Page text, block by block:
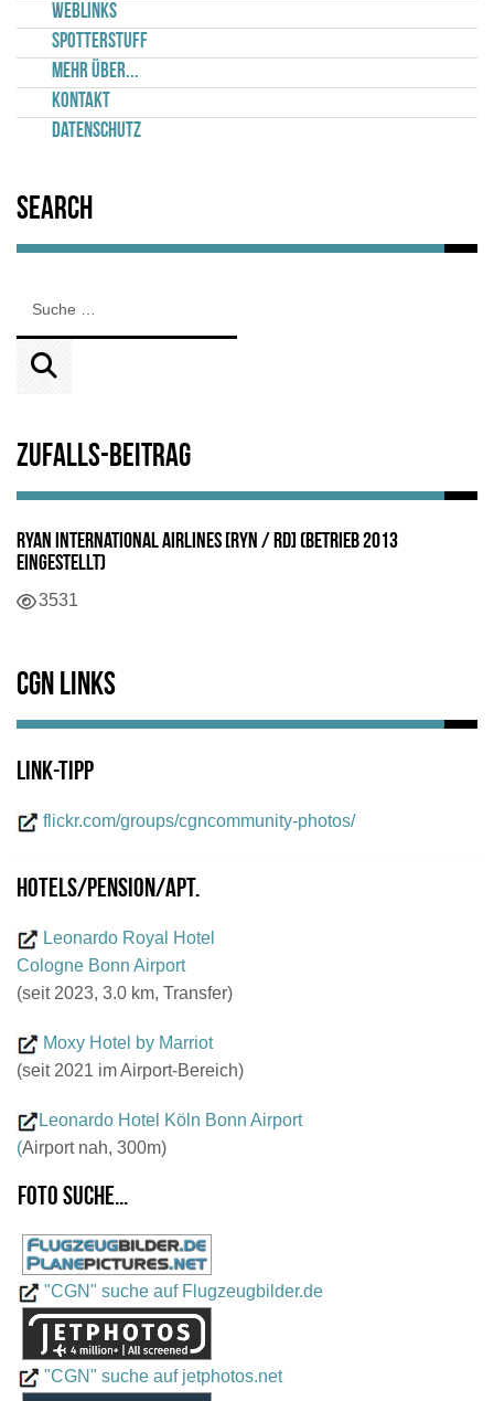
Weblinks
Spotterstuff
Mehr über...
Kontakt
Datenschutz
Search
Zufalls-Beitrag
Ryan International Airlines [RYN / RD] (Betrieb 2013
eingestellt)
Details
3531
CGN Links
Link-Tipp
flickr.com/groups/cgncommunity-photos/
Hotels/Pension/Apt.
Leonardo Royal Hotel
Cologne Bonn Airport
(seit 2023, 3.0 km, Transfer)
Moxy Hotel by Marriot
(seit 2021 im Airport-Bereich)
Leonardo Hotel Köln Bonn Airport
(Airport nah, 300m)
Foto suche...
"CGN" suche auf Flugzeugbilder.de
"CGN" suche auf jetphotos.net